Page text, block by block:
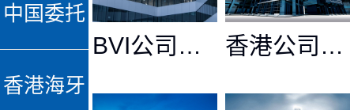
中国委托
公证人公
香港海牙
BVI公司公证认证 香港公司诉讼公证